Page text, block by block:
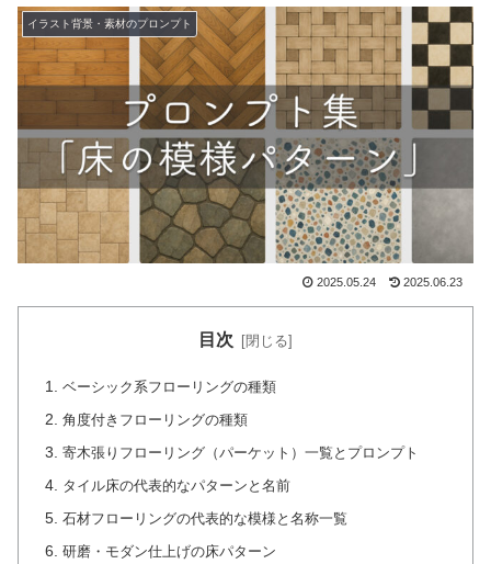
イラスト背景・素材のプロンプト
2025.05.24 2025.06.23
目次
ベーシック系フローリングの種類
角度付きフローリングの種類
寄木張りフローリング（パーケット）一覧とプロンプト
タイル床の代表的なパターンと名前
石材フローリングの代表的な模様と名称一覧
研磨・モダン仕上げの床パターン